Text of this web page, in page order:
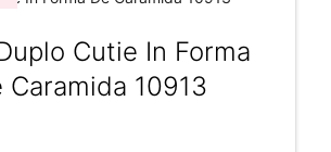
Cutie In Forma
Caramida 10913